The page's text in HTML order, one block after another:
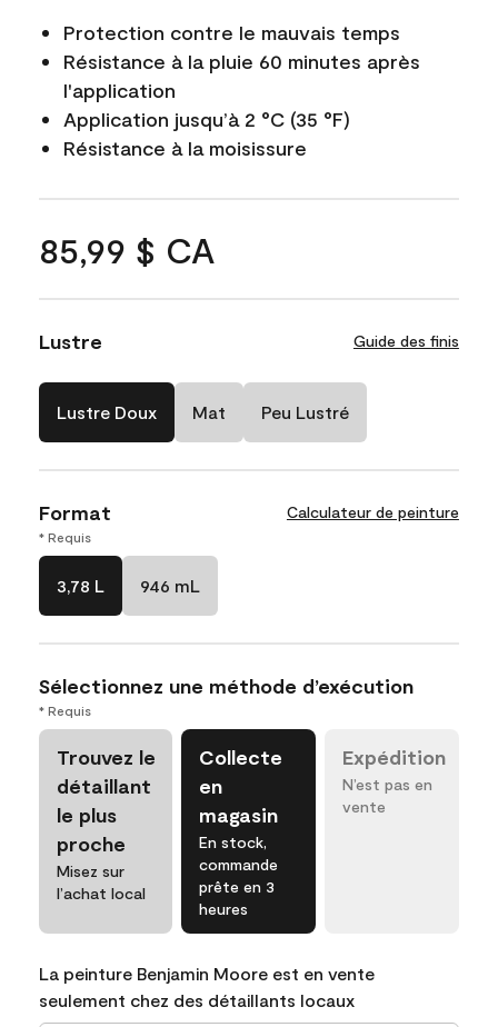
Protection contre le mauvais temps
Résistance à la pluie 60 minutes après
l'application
Application jusqu’à 2 °C (35 °F)
Résistance à la moisissure
85,99 $ CA
Lustre Guide des finis
Lustre Doux Mat Peu Lustré
Format Calculateur de peinture
* Requis
3,78 L 946 mL
Sélectionnez une méthode d’exécution
* Requis
Trouvez le
détaillant
le plus
proche
Misez sur
l’achat local
Collecte
en
magasin
En stock,
commande
prête en 3
heures
Expédition
N’est pas en
vente
La peinture Benjamin Moore est en vente
seulement chez des détaillants locaux